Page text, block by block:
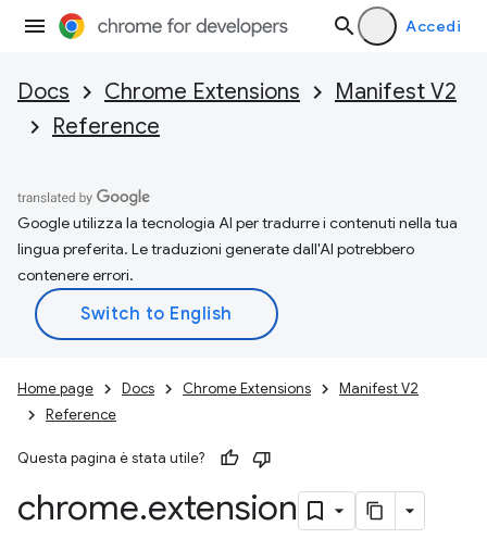
Accedi
Docs Chrome Extensions
Manifest V2
Reference
Google utilizza la tecnologia AI per tradurre i contenuti nella tua
lingua preferita. Le traduzioni generate dall'AI potrebbero
contenere errori.
Home page Docs Chrome Extensions
Manifest V2
Reference
Questa pagina è stata utile?
chrome.extension